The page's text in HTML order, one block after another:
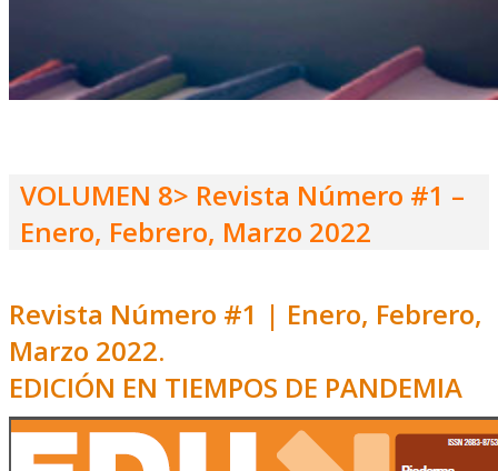
VOLUMEN 8> Revista Número #1 –
Enero, Febrero, Marzo 2022
Revista Número #1 | Enero, Febrero,
Marzo 2022.
EDICIÓN EN TIEMPOS DE PANDEMIA